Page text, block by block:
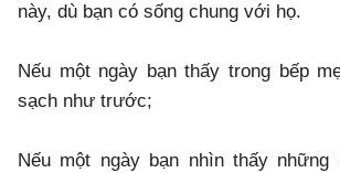
này, dù bạn có sống chung với họ.
Nếu một ngày bạn thấy trong bếp
sạch như trước;
Nếu một ngày bạn nhìn thấy những